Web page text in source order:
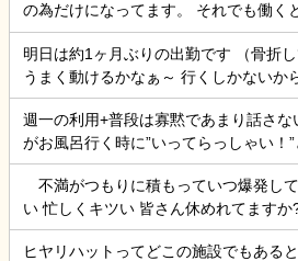
の為だけになってます。 それでも働く
ていけているのでましなのでしょうね
がなく職探ししている時だったので今
それにしても古株は、好き勝手だから
株の時は、そんなに仕事行くのが辛く
くやっていました。 転職は後悔はして
手くいかないのは確かですね。 そんな
明日は約1ヶ月ぶりの出勤です （骨折し
うまく動けるかなぁ～ 行くしかないか
不安！
週一の利用+普段は寡黙であまり話さな
がお風呂行く時に”いってらっしゃい！”
に行く？！？”と返してくれた。 そう
なことがあるからこの仕事って楽しい
4ヶ月弱しか経ってないけど。
不満がつもりに積もっていつ爆発し
い 忙しくキツい 皆さん休めれてます
ヒヤリハットってどこの施設でもある